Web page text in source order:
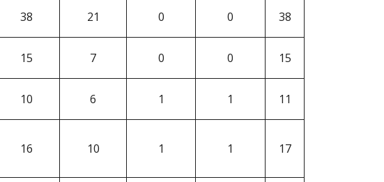
38 21 0 0 38
15 7 0 0 15
10 6 1 1 11
16 10 1 1 17